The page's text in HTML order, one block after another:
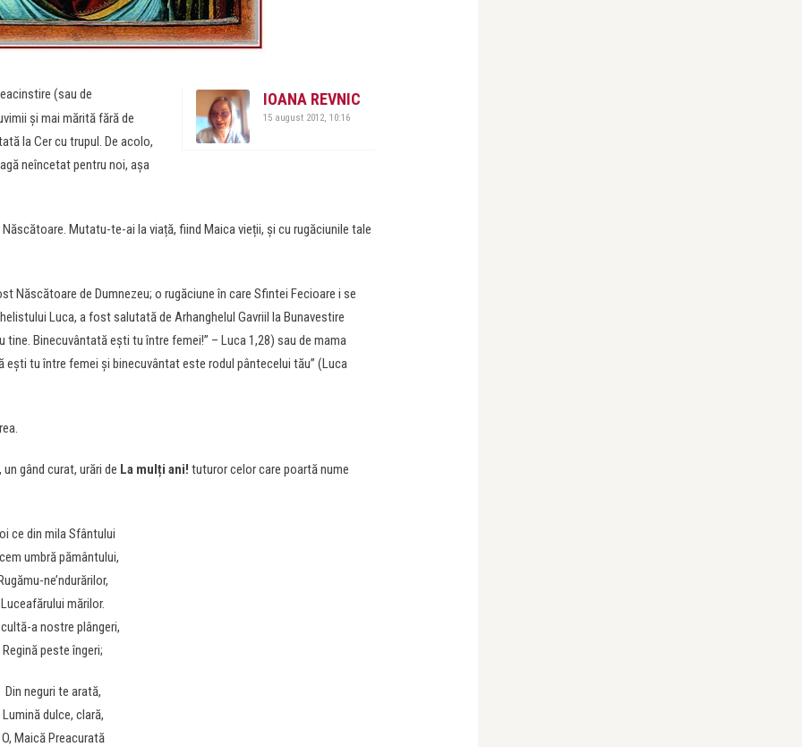
IOANA REVNIC
15 august 2012, 10:16
(sau de
și mai mărită fără de
la Cer cu trupul. De acolo,
neîncetat pentru noi, așa
Mutatu-te-ai la viață, fiind Maica vieții, și cu rugăciunile tale
Născătoare de Dumnezeu; o rugăciune în care Sfintei Fecioare i se
Luca, a fost salutată de Arhanghelul Gavriil la Bunavestire
tine. Binecuvântată eşti tu între femei!” – Luca 1,28) sau de mama
tu între femei şi binecuvântat este rodul pântecelui tău” (Luca
gând curat, urări de La mulți ani! tuturor celor care poartă nume
ce din mila Sfântului
umbră pământului,
ne’ndurărilor,
Luceafărului mărilor.
a nostre plângeri,
Regină peste îngeri;
Din neguri te arată,
Lumină dulce, clară,
O, Maică Preacurată